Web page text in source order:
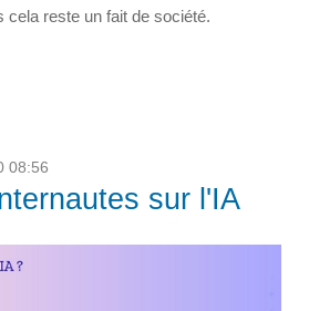
cela reste un fait de société.
08:56
sur l'IA